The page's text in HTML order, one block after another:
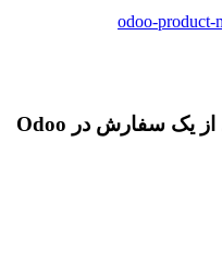
odoo-product-
آیا امکان ایجاد چند فاکتور خرید از یک سفارش در Odoo